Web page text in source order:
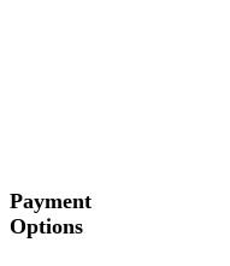
Payment
Options